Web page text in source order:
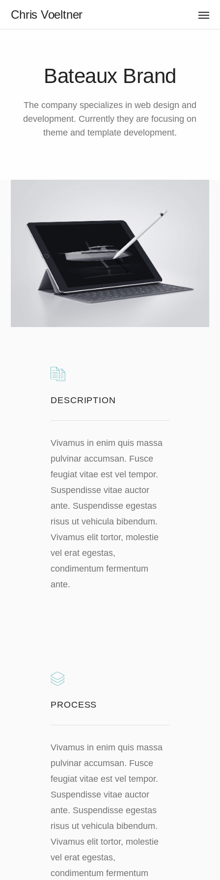
Chris Voeltner
Bateaux Brand
The company specializes in web design and
development. Currently they are focusing on
theme and template development.
DESCRIPTION
Vivamus in enim quis massa
pulvinar accumsan. Fusce
feugiat vitae est vel tempor.
Suspendisse vitae auctor
ante. Suspendisse egestas
risus ut vehicula bibendum.
Vivamus elit tortor, molestie
vel erat egestas,
condimentum fermentum
ante.
PROCESS
Vivamus in enim quis massa
pulvinar accumsan. Fusce
feugiat vitae est vel tempor.
Suspendisse vitae auctor
ante. Suspendisse egestas
risus ut vehicula bibendum.
Vivamus elit tortor, molestie
vel erat egestas,
condimentum fermentum